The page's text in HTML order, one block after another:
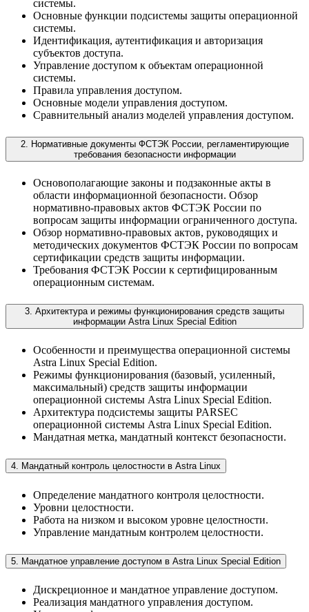
системы.
Основные функции подсистемы защиты операционной
системы.
Идентификация, аутентификация и авторизация
субъектов доступа.
Управление доступом к объектам операционной
системы.
Правила управления доступом.
Основные модели управления доступом.
Сравнительный анализ моделей управления доступом.
2. Нормативные документы ФСТЭК России, регламентирующие
требования безопасности информации
Основополагающие законы и подзаконные акты в
области информационной безопасности. Обзор
нормативно-правовых актов ФСТЭК России по
вопросам защиты информации ограниченного доступа.
Обзор нормативно-правовых актов, руководящих и
методических документов ФСТЭК России по вопросам
сертификации средств защиты информации.
Требования ФСТЭК России к сертифицированным
операционным системам.
3. Архитектура и режимы функционирования средств защиты
информации Astra Linux Special Edition
Особенности и преимущества операционной системы
Astra Linux Special Edition.
Режимы функционирования (базовый, усиленный,
максимальный) средств защиты информации
операционной системы Astra Linux Special Edition.
Архитектура подсистемы защиты PARSEC
операционной системы Astra Linux Special Edition.
Мандатная метка, мандатный контекст безопасности.
4. Мандатный контроль целостности в Astra Linux
Определение мандатного контроля целостности.
Уровни целостности.
Работа на низком и высоком уровне целостности.
Управление мандатным контролем целостности.
5. Мандатное управление доступом в Astra Linux Special Edition
Дискреционное и мандатное управление доступом.
Реализация мандатного управления доступом.